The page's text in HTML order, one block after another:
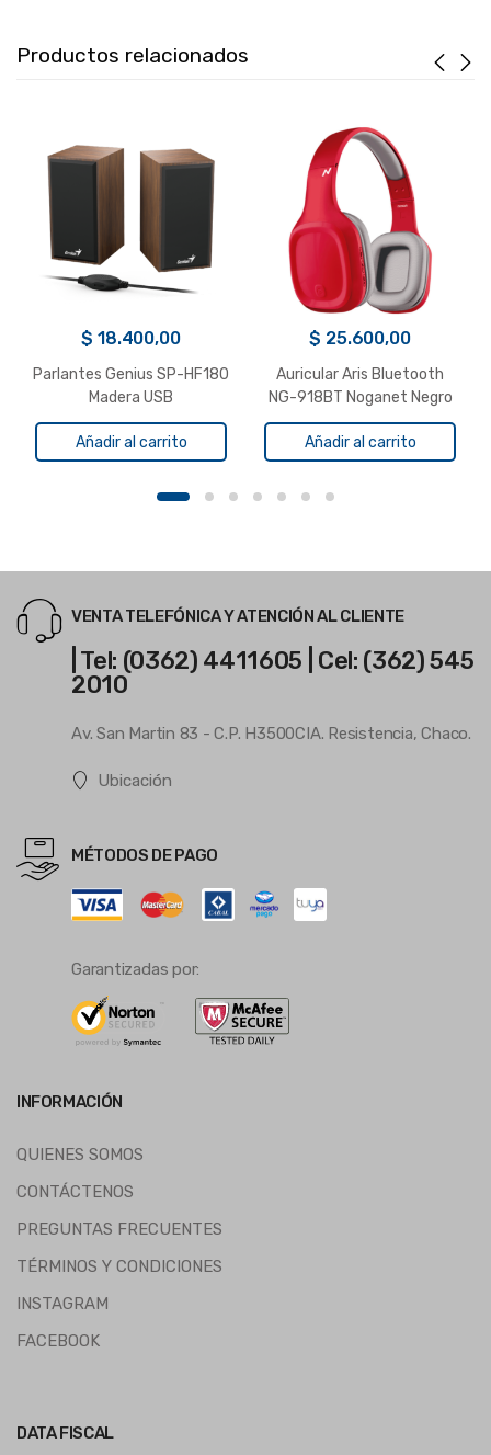
Productos relacionados
$ 18.400,00
Parlantes Genius SP-HF180
Madera USB
Añadir al carrito
$ 25.600,00
Auricular Aris Bluetooth
NG-918BT Noganet Negro
Añadir al carrito
VENTA TELEFÓNICA Y ATENCIÓN AL CLIENTE
| Tel: (0362) 4411605 | Cel: (362) 545
2010
Av. San Martin 83 - C.P. H3500CIA. Resistencia, Chaco.
Ubicación
MÉTODOS DE PAGO
Garantizadas por:
INFORMACIÓN
QUIENES SOMOS
CONTÁCTENOS
PREGUNTAS FRECUENTES
TÉRMINOS Y CONDICIONES
INSTAGRAM
FACEBOOK
DATA FISCAL